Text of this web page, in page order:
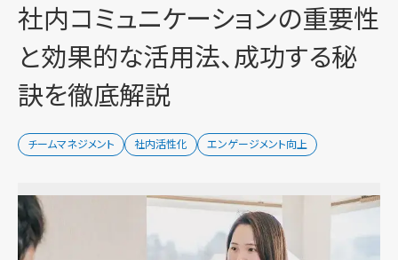
社内コミュニケーションの重要性
と効果的な活用法、成功する秘
訣を徹底解説
チームマネジメント 社内活性化 エンゲージメント向上